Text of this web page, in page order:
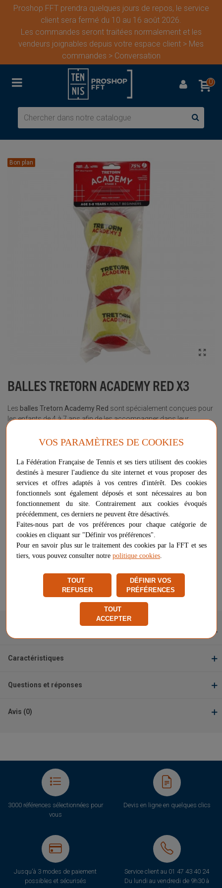
Proshop FFT prendra quelques jours de repos, le service
client sera fermé du 10 au 16 août 2026.
Les commandes seront traitées normalement et les
vendeurs joignables depuis votre espace client > Mes
commandes > Conversation
0
Bon plan
BALLES TRETORN ACADEMY RED X3
Les balles Tretorn Academy Red sont spécialement conçues pour
les enfants de 4 à 7 ans afin de les accompagner dans leur
Disponible en stock
Voir les questions / réponses
5,20 €
6,50 €
+
AJOUTER AU PANIER
Livraison à partir de8,90 €
Chez vousentre le 11/08 et le 17/08
Signaler un problème d'ordre juridique
Caractéristiques
Questions et réponses
Avis (0)
3000 références sélectionnées pour
vous
Devis en ligne en quelques clics
Jusqu'à 3 modes de paiement
possibles et sécurisés
Service client au 01 47 43 40 24
Du lundi au vendredi de 9h30 à
VOS PARAMÈTRES DE COOKIES
La Fédération Française de Tennis et ses tiers utilisent des cookies
destinés à mesurer l'audience du site internet et vous proposer des
services et offres adaptés à vos centres d'intérêt. Des cookies
fonctionnels sont également déposés et sont nécessaires au bon
fonctionnement du site. Contrairement aux cookies évoqués
précédemment, ces derniers ne peuvent être désactivés.
Faites-nous part de vos préférences pour chaque catégorie de
cookies en cliquant sur "Définir vos préférences".
Pour en savoir plus sur le traitement des cookies par la FFT et ses
tiers, vous pouvez consulter notre politique cookies.
TOUT
REFUSER
DÉFINIR VOS
PRÉFÉRENCES
TOUT
ACCEPTER